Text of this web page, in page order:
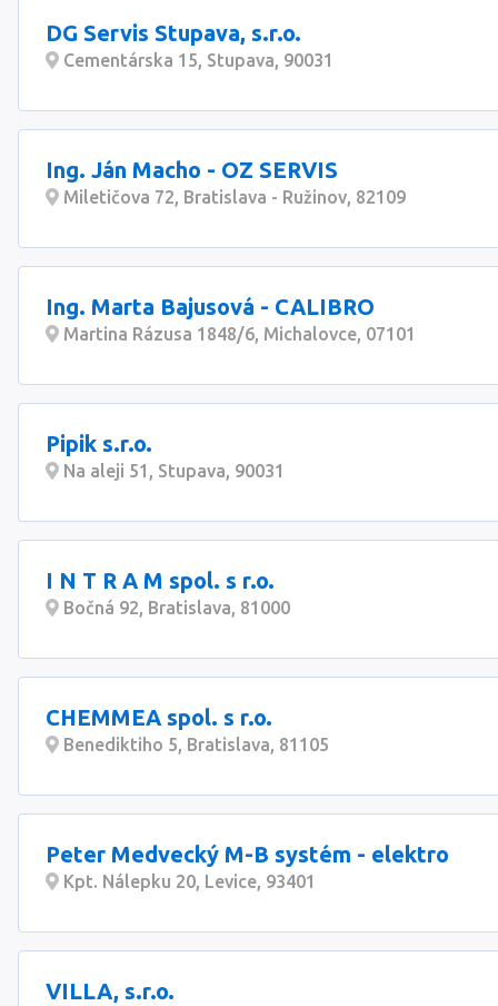
DG Servis Stupava, s.r.o.
Cementárska 15, Stupava, 90031
Ing. Ján Macho - OZ SERVIS
Miletičova 72, Bratislava - Ružinov, 82109
Ing. Marta Bajusová - CALIBRO
Martina Rázusa 1848/6, Michalovce, 07101
Pipik s.r.o.
Na aleji 51, Stupava, 90031
I N T R A M spol. s r.o.
Bočná 92, Bratislava, 81000
CHEMMEA spol. s r.o.
Benediktiho 5, Bratislava, 81105
Peter Medvecký M-B systém - elektro
Kpt. Nálepku 20, Levice, 93401
VILLA, s.r.o.